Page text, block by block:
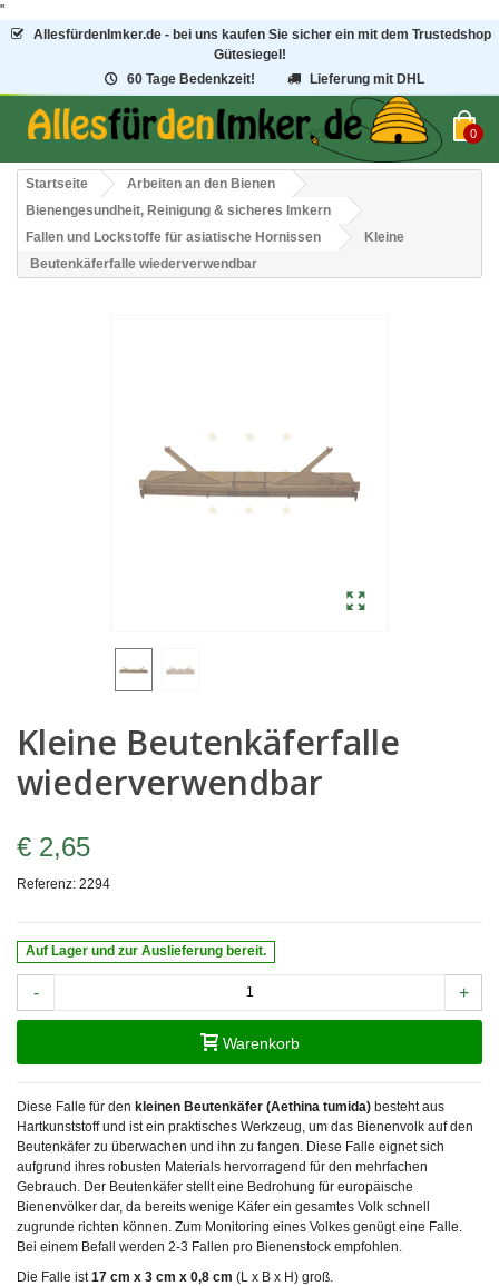
"
AllesfürdenImker.de - bei uns kaufen Sie sicher ein mit dem Trustedshop
Gütesiegel!
60 Tage Bedenkzeit!
Lieferung mit DHL
0
Startseite
Arbeiten an den Bienen
Bienengesundheit, Reinigung & sicheres Imkern
Fallen und Lockstoffe für asiatische Hornissen
Kleine
Beutenkäferfalle wiederverwendbar
Kleine Beutenkäferfalle
wiederverwendbar
€ 2,65
Referenz: 2294
Auf Lager und zur Auslieferung bereit.
- +
Warenkorb
Diese Falle für den kleinen Beutenkäfer (Aethina tumida) besteht aus
Hartkunststoff und ist ein praktisches Werkzeug, um das Bienenvolk auf den
Beutenkäfer zu überwachen und ihn zu fangen. Diese Falle eignet sich
aufgrund ihres robusten Materials hervorragend für den mehrfachen
Gebrauch. Der Beutenkäfer stellt eine Bedrohung für europäische
Bienenvölker dar, da bereits wenige Käfer ein gesamtes Volk schnell
zugrunde richten können. Zum Monitoring eines Volkes genügt eine Falle.
Bei einem Befall werden 2-3 Fallen pro Bienenstock empfohlen.
Die Falle ist17 cm x 3 cm x 0,8 cm (L x B x H) groß.